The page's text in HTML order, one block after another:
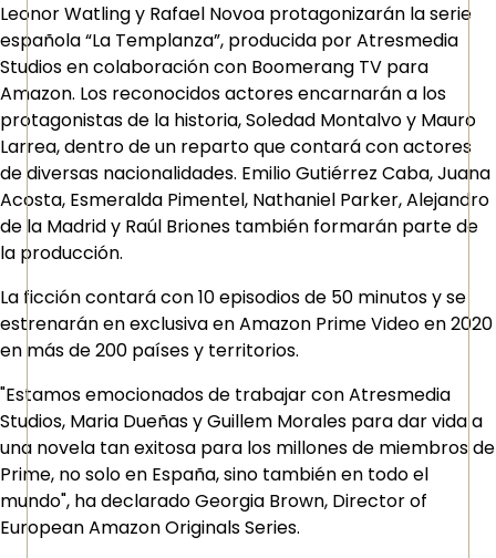
Leonor Watling y Rafael Novoa protagonizarán la serie
española “La Templanza”, producida por Atresmedia
Studios en colaboración con Boomerang TV para
Amazon. Los reconocidos actores encarnarán a los
protagonistas de la historia, Soledad Montalvo y Mauro
Larrea, dentro de un reparto que contará con actores
de diversas nacionalidades. Emilio Gutiérrez Caba, Juana
Acosta, Esmeralda Pimentel, Nathaniel Parker, Alejandro
de la Madrid y Raúl Briones también formarán parte de
la producción.
La ficción contará con 10 episodios de 50 minutos y se
estrenarán en exclusiva en Amazon Prime Video en 2020
en más de 200 países y territorios.
"Estamos emocionados de trabajar con Atresmedia
Studios, Maria Dueñas y Guillem Morales para dar vida a
una novela tan exitosa para los millones de miembros de
Prime, no solo en España, sino también en todo el
mundo", ha declarado Georgia Brown, Director of
European Amazon Originals Series.